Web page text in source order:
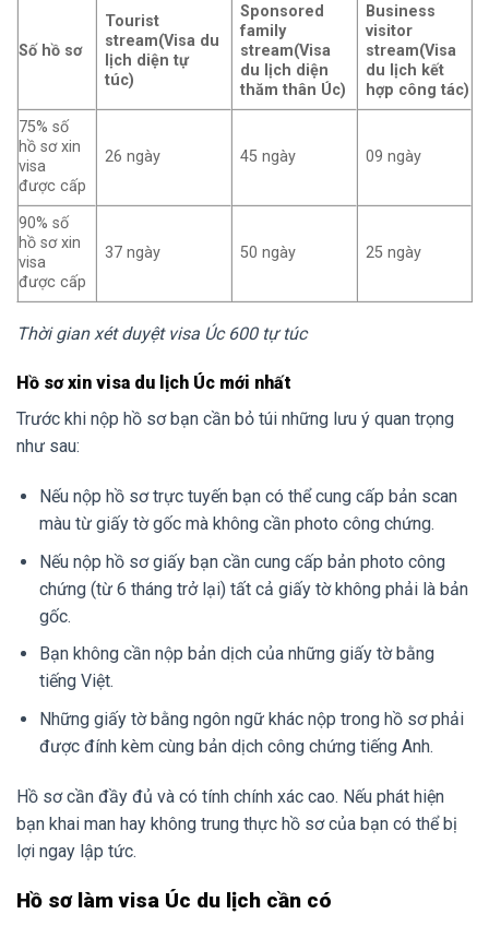
Số hồ sơ
Tourist
stream(Visa du
lịch diện tự
túc)
Sponsored
family
stream(Visa
du lịch diện
thăm thân Úc)
Business
visitor
stream(Visa
du lịch kết
hợp công tác)
75% số
hồ sơ xin
visa
được cấp
26 ngày 45 ngày 09 ngày
90% số
hồ sơ xin
visa
được cấp
37 ngày 50 ngày 25 ngày
Thời gian xét duyệt visa Úc 600 tự túc
Hồ sơ xin visa du lịch Úc mới nhất
Trước khi nộp hồ sơ bạn cần bỏ túi những lưu ý quan trọng
như sau:
Nếu nộp hồ sơ trực tuyến bạn có thể cung cấp bản scan
màu từ giấy tờ gốc mà không cần photo công chứng.
Nếu nộp hồ sơ giấy bạn cần cung cấp bản photo công
chứng (từ 6 tháng trở lại) tất cả giấy tờ không phải là bản
gốc.
Bạn không cần nộp bản dịch của những giấy tờ bằng
tiếng Việt.
Những giấy tờ bằng ngôn ngữ khác nộp trong hồ sơ phải
được đính kèm cùng bản dịch công chứng tiếng Anh.
Hồ sơ cần đầy đủ và có tính chính xác cao. Nếu phát hiện
bạn khai man hay không trung thực hồ sơ của bạn có thể bị
lợi ngay lập tức.
Hồ sơ làm visa Úc du lịch cần có